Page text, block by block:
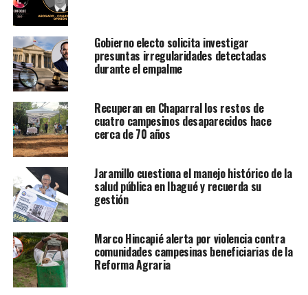
Gobierno electo solicita investigar
presuntas irregularidades detectadas
durante el empalme
Recuperan en Chaparral los restos de
cuatro campesinos desaparecidos hace
cerca de 70 años
Jaramillo cuestiona el manejo histórico de la
salud pública en Ibagué y recuerda su
gestión
Marco Hincapié alerta por violencia contra
comunidades campesinas beneficiarias de la
Reforma Agraria